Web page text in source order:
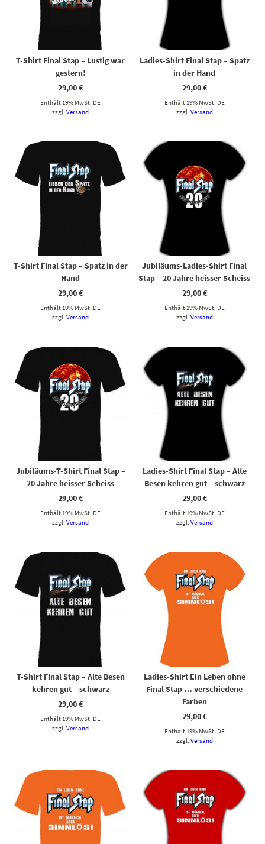
T-Shirt Final Stap – Lustig war
gestern!
29,00€
Enthält 19% MwSt. DE
zzgl.Versand
Ladies-Shirt Final Stap – Spatz
in der Hand
29,00€
Enthält 19% MwSt. DE
zzgl. Versand
Dieses Produkt weist mehrere Varianten auf. Die Optionen können auf der Produktseite gewählt werden
T-Shirt Final Stap – Spatz in der
Hand
29,00€
Enthält 19% MwSt. DE
zzgl.Versand
Dieses Produkt weist mehrere Varianten auf. Die Optionen können auf der Produktseite gewählt werden
Jubiläums-Ladies-Shirt Final
Stap – 20 Jahre heisser Scheiss
29,00€
Enthält 19% MwSt. DE
zzgl. Versand
Dieses Produkt weist mehrere Varianten auf. Die Optionen können auf der Produktseite gewählt werden
Jubiläums-T-Shirt Final Stap –
20 Jahre heisser Scheiss
29,00€
Enthält 19% MwSt. DE
zzgl.Versand
Dieses Produkt weist mehrere Varianten auf. Die Optionen können auf der Produktseite gewählt werden
Ladies-Shirt Final Stap – Alte
Besen kehren gut – schwarz
29,00€
Enthält 19% MwSt. DE
zzgl. Versand
Dieses Produkt weist mehrere Varianten auf. Die Optionen können auf der Produktseite gewählt werden
T-Shirt Final Stap – Alte Besen
kehren gut – schwarz
29,00€
Enthält 19% MwSt. DE
zzgl.Versand
Dieses Produkt weist mehrere Varianten auf. Die Optionen können auf der Produktseite gewählt werden
Ladies-Shirt Ein Leben ohne
Final Stap … verschiedene
Farben
29,00€
Enthält 19% MwSt. DE
zzgl. Versand
Dieses Produkt weist mehrere Varianten auf. Die Optionen können auf der Produktseite gewählt werden Dieses Produkt weist mehrere Varianten auf. Die Optionen können auf der Produktseite gewählt werden